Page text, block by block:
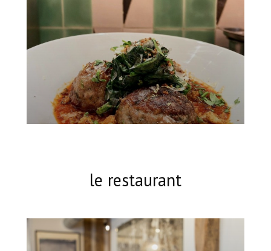
le restaurant